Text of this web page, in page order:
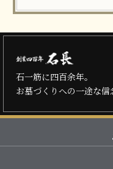
石一筋に四百余年。
お墓づくりへの一途な信